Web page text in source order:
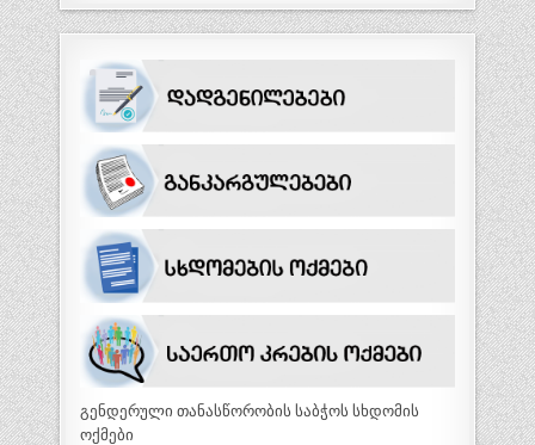
გენდერული თანასწორობის საბჭოს სხდომის
ოქმები